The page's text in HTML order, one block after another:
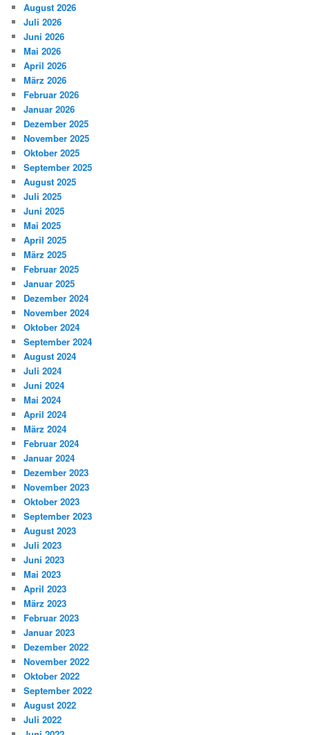
August 2026
Juli 2026
Juni 2026
Mai 2026
April 2026
März 2026
Februar 2026
Januar 2026
Dezember 2025
November 2025
Oktober 2025
September 2025
August 2025
Juli 2025
Juni 2025
Mai 2025
April 2025
März 2025
Februar 2025
Januar 2025
Dezember 2024
November 2024
Oktober 2024
September 2024
August 2024
Juli 2024
Juni 2024
Mai 2024
April 2024
März 2024
Februar 2024
Januar 2024
Dezember 2023
November 2023
Oktober 2023
September 2023
August 2023
Juli 2023
Juni 2023
Mai 2023
April 2023
März 2023
Februar 2023
Januar 2023
Dezember 2022
November 2022
Oktober 2022
September 2022
August 2022
Juli 2022